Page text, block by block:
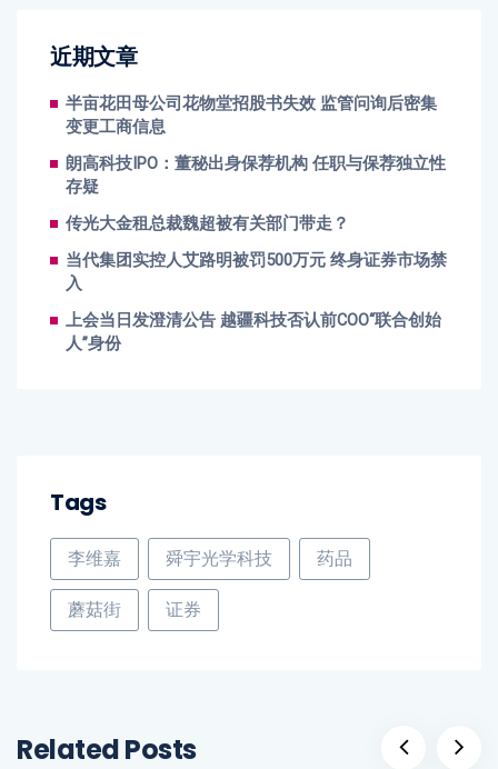
近期文章
半亩花田母公司花物堂招股书失效 监管问询后密集
变更工商信息
朗高科技IPO：董秘出身保荐机构 任职与保荐独立性
存疑
传光大金租总裁魏超被有关部门带走？
当代集团实控人艾路明被罚500万元 终身证券市场禁
入
上会当日发澄清公告 越疆科技否认前COO“联合创始
人”身份
Tags
李维嘉 舜宇光学科技 药品
蘑菇街 证券
Related Posts